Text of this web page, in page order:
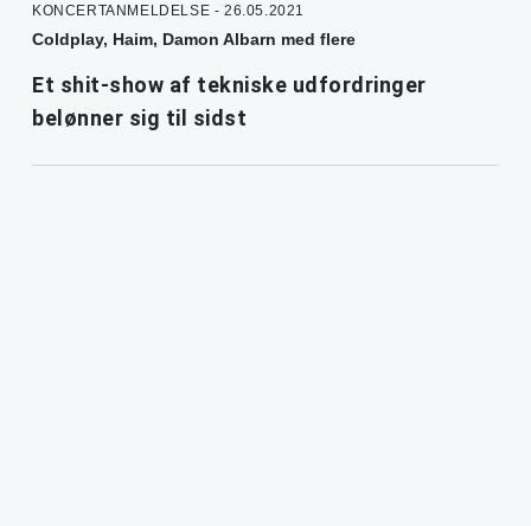
KONCERTANMELDELSE - 26.05.2021
Coldplay, Haim, Damon Albarn med flere
Et shit-show af tekniske udfordringer
belønner sig til sidst